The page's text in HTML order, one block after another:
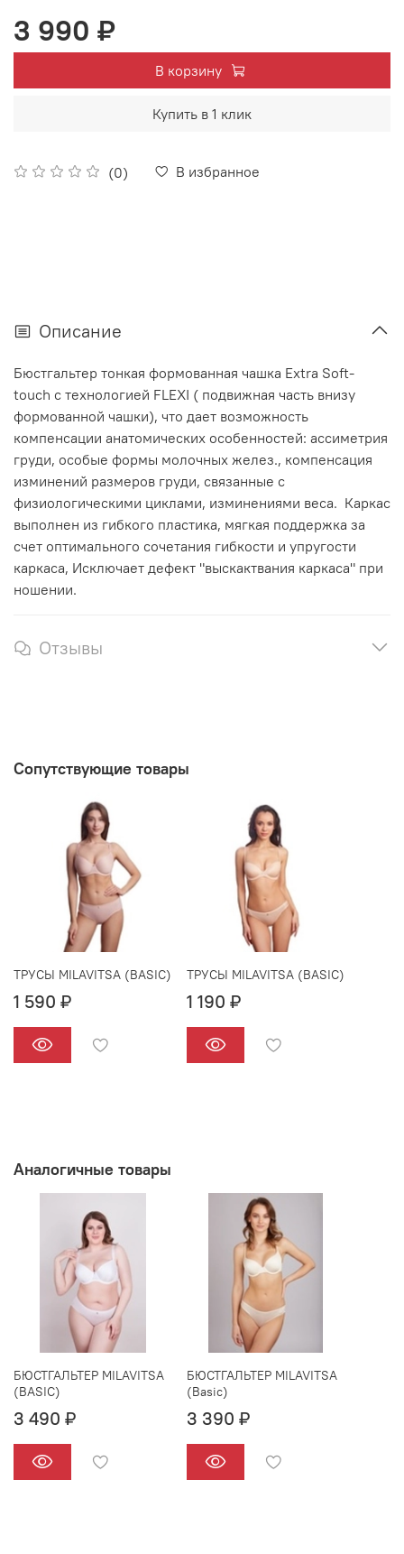
(0) В избранное
3 990 ₽
В корзину
Купить в 1 клик
Описание
Бюстгальтер тонкая формованная чашка Extra Soft-
touch c технологией FLEXI ( подвижная часть внизу
формованной чашки), что дает возможность
компенсации анатомических особенностей: ассиметрия
груди, особые формы молочных желез., компенсация
изминений размеров груди, связанные с
физиологическими циклами, изминениями веса. Каркас
выполнен из гибкого пластика, мягкая поддержка за
счет оптимального сочетания гибкости и упругости
каркаса, Исключает дефект "выскактвания каркаса" при
ношении.
Отзывы
Сопутствующие товары
ТРУСЫ MILAVITSA (BASIC)
1 590 ₽
ТРУСЫ MILAVITSA (BASIC)
1 190 ₽
Аналогичные товары
БЮСТГАЛЬТЕР MILAVITSA
(BASIC)
3 490 ₽
БЮСТГАЛЬТЕР MILAVITSA
(Basic)
3 390 ₽